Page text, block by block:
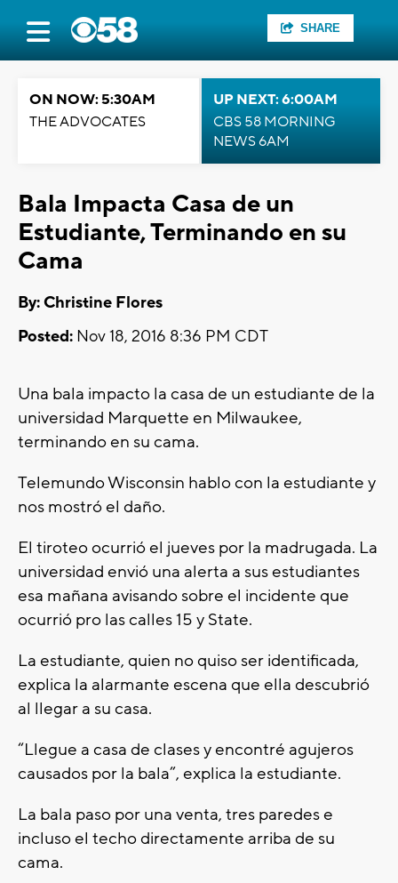
SHARE
ON NOW: 5:30AM
THE ADVOCATES
UP NEXT: 6:00AM
CBS 58 MORNING
NEWS 6AM
Bala Impacta Casa de un
Estudiante, Terminando en su
Cama
By: Christine Flores
Posted: Nov 18, 2016 8:36 PM CDT
Una bala impacto la casa de un estudiante de la
universidad Marquette en Milwaukee,
terminando en su cama.
Telemundo Wisconsin hablo con la estudiante y
nos mostró el daño.
El tiroteo ocurrió el jueves por la madrugada. La
universidad envió una alerta a sus estudiantes
esa mañana avisando sobre el incidente que
ocurrió pro las calles 15 y State.
La estudiante, quien no quiso ser identificada,
explica la alarmante escena que ella descubrió
al llegar a su casa.
“Llegue a casa de clases y encontré agujeros
causados por la bala”, explica la estudiante.
La bala paso por una venta, tres paredes e
incluso el techo directamente arriba de su
cama.